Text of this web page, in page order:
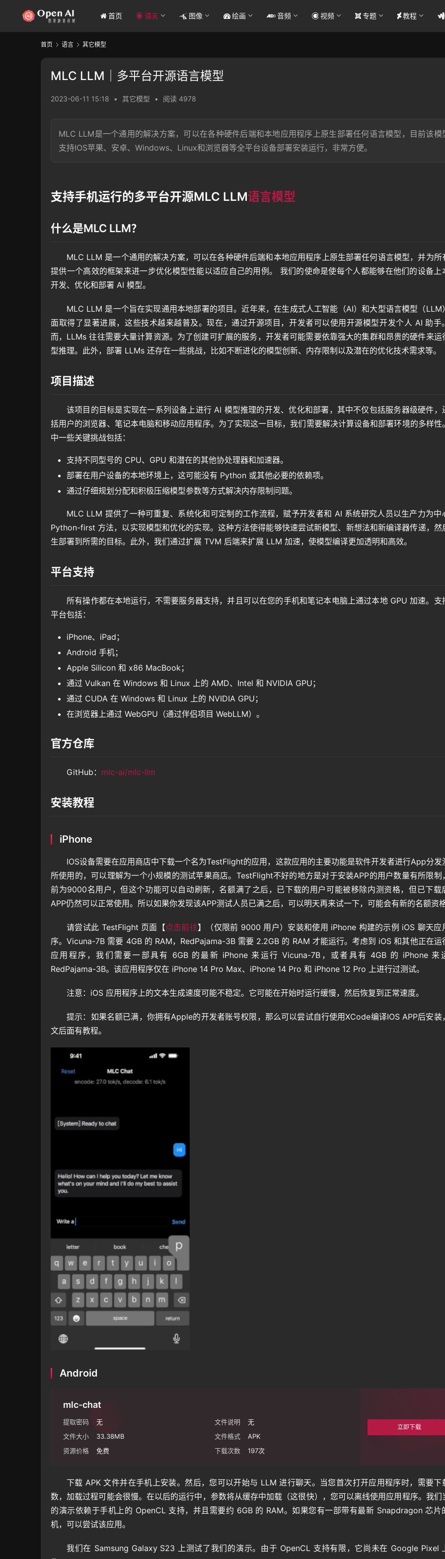
首页 语言 图像 绘画 音频 视频 专题 教程
首页 语言 其它模型
MLC LLM｜多平台开源语言模型
2023-06-11 15:18 • 其它模型 • 阅读 4978
MLC LLM是一个通用的解决方案，可以在各种硬件后端和本地应用程序上原生部署任何语言模型，目前该模
支持IOS苹果、安卓、Windows、Linux和浏览器等全平台设备部署安装运行，非常方便。
支持手机运行的多平台开源MLC LLM语言模型
什么是MLC LLM？
MLC LLM 是一个通用的解决方案，可以在各种硬件后端和本地应用程序上原生部署任何语言模型，并为所
提供一个高效的框架来进一步优化模型性能以适应自己的用例。 我们的使命是使每个人都能够在他们的设备上
开发、优化和部署 AI 模型。
MLC LLM 是一个旨在实现通用本地部署的项目。近年来，在生成式人工智能（AI）和大型语言模型（LLM
面取得了显著进展，这些技术越来越普及。现在，通过开源项目，开发者可以使用开源模型开发个人 AI 助手
而，LLMs 往往需要大量计算资源。为了创建可扩展的服务，开发者可能需要依靠强大的集群和昂贵的硬件来运
型推理。此外，部署 LLMs 还存在一些挑战，比如不断进化的模型创新、内存限制以及潜在的优化技术需求等。
项目描述
该项目的目标是实现在一系列设备上进行 AI 模型推理的开发、优化和部署，其中不仅包括服务器级硬件，
括用户的浏览器、笔记本电脑和移动应用程序。为了实现这一目标，我们需要解决计算设备和部署环境的多样性
中一些关键挑战包括：
支持不同型号的 CPU、GPU 和潜在的其他协处理器和加速器。
部署在用户设备的本地环境上，这可能没有 Python 或其他必要的依赖项。
通过仔细规划分配和积极压缩模型参数等方式解决内存限制问题。
MLC LLM 提供了一种可重复、系统化和可定制的工作流程，赋予开发者和 AI 系统研究人员以生产力为中
Python-first 方法，以实现模型和优化的实现。这种方法使得能够快速尝试新模型、新想法和新编译器传递，然
生部署到所需的目标。此外，我们通过扩展 TVM 后端来扩展 LLM 加速，使模型编译更加透明和高效。
平台支持
所有操作都在本地运行，不需要服务器支持，并且可以在您的手机和笔记本电脑上通过本地 GPU 加速。支
平台包括：
iPhone、iPad；
Android 手机；
Apple Silicon 和 x86 MacBook；
通过 Vulkan 在 Windows 和 Linux 上的 AMD、Intel 和 NVIDIA GPU；
通过 CUDA 在 Windows 和 Linux 上的 NVIDIA GPU；
在浏览器上通过 WebGPU（通过伴侣项目 WebLLM）。
官方仓库
GitHub： mlc-ai/mlc-llm
安装教程
iPhone
IOS设备需要在应用商店中下载一个名为TestFlight的应用，这款应用的主要功能是软件开发者进行App分发
所使用的，可以理解为一个小规模的测试苹果商店。TestFlight不好的地方是对于安装APP的用户数量有所限制
前为9000名用户，但这个功能可以自动刷新，名额满了之后，已下载的用户可能被移除内测资格，但已下载
APP仍然可以正常使用。所以如果你发现该APP测试人员已满之后，可以明天再来试一下，可能会有新的名额资格
请尝试此 TestFlight 页面【点击前往】（仅限前 9000 用户）安装和使用 iPhone 构建的示例 iOS 聊天应
序。Vicuna-7B 需要 4GB 的 RAM，RedPajama-3B 需要 2.2GB 的 RAM 才能运行。考虑到 iOS 和其他正在运
应用程序，我们需要一部具有 6GB 的最新 iPhone 来运行 Vicuna-7B，或者具有 4GB 的 iPhone 来
RedPajama-3B。该应用程序仅在 iPhone 14 Pro Max、iPhone 14 Pro 和 iPhone 12 Pro 上进行过测试。
注意：iOS 应用程序上的文本生成速度可能不稳定。它可能在开始时运行缓慢，然后恢复到正常速度。
提示：如果名额已满，你拥有Apple的开发者账号权限，那么可以尝试自行使用XCode编译IOS APP后安装
文后面有教程。
Android
mlc-chat
提取密码 无 文件说明
无
文件大小
33.38MB 文件格式
APK
资源价格
免费 下载次数 197次
立即下载
下载 APK 文件并在手机上安装。然后，您可以开始与 LLM 进行聊天。当您首次打开应用程序时，需要下
数，加载过程可能会很慢。在以后的运行中，参数将从缓存中加载（这很快），您可以离线使用应用程序。我们
的演示依赖于手机上的 OpenCL 支持，并且需要约 6GB 的 RAM。如果您有一部带有最新 Snapdragon 芯片
机，可以尝试该应用。
我们在 Samsung Galaxy S23 上测试了我们的演示。由于 OpenCL 支持有限，它尚未在 Google Pixel